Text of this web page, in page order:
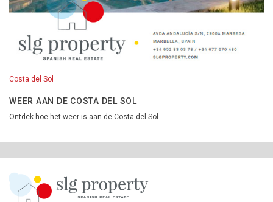
Costa del Sol
WEER AAN DE COSTA DEL SOL
Ontdek hoe het weer is aan de Costa del Sol